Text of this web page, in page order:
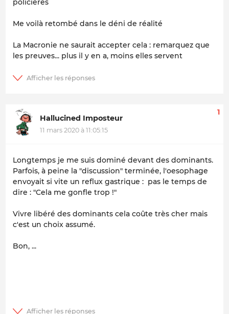
policières
Me voilà retombé dans le déni de réalité
La Macronie ne saurait accepter cela : remarquez que
les preuves... plus il y en a, moins elles servent
Hallucined Imposteur
11 mars 2020 à 11:05:15
1
Longtemps je me suis dominé devant des dominants.
Parfois, à peine la "discussion" terminée, l'oesophage
envoyait si vite un reflux gastrique : pas le temps de
dire : "Cela me gonfle trop !"
Vivre libéré des dominants cela coûte très cher mais
c'est un choix assumé.
Bon, ...